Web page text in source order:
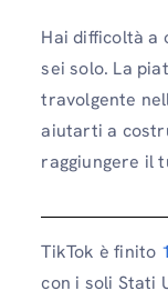
Hai difficoltà a
sei solo. La
travolgente
aiutarti a
raggiungere il
TikTok è finito
con i soli Stati